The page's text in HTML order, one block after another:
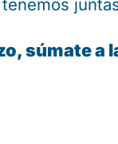
súmate a